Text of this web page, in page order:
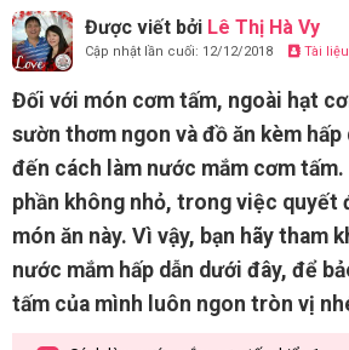
Được viết bởi Lê Thị Hà Vy
Cập nhật lần cuối: 12/12/2018 Tài
Đối với món cơm tấm, ngoài hạt
sườn thơm ngon và đồ ăn kèm
đến cách làm nước mắm cơm
phần không nhỏ, trong việc quyết
món ăn này. Vì vậy, bạn hãy tham
nước mắm hấp dẫn dưới đây, để
tấm của mình luôn ngon tròn vị